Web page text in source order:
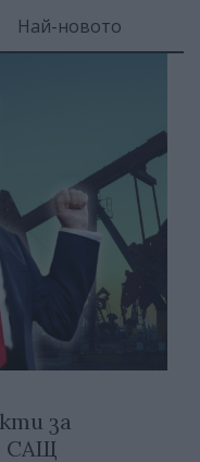
Най-новото
за
САЩ